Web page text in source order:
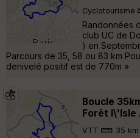
Cyclotourisme
Randonnées
club UC de
) en
Parcours de 35, 58 ou 83 km
denivelé positif est de 770m »
Boucle
Forêt l\'Isle
VTT 35